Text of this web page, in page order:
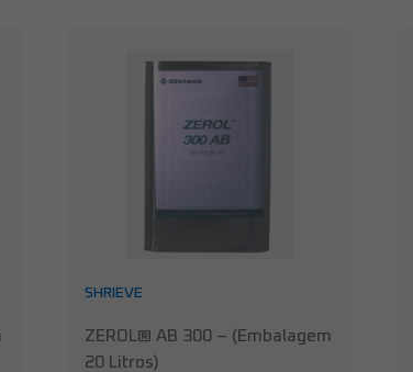
SHRIEVE
ZEROL® AB 300 – (Embalagem
20 Litros)